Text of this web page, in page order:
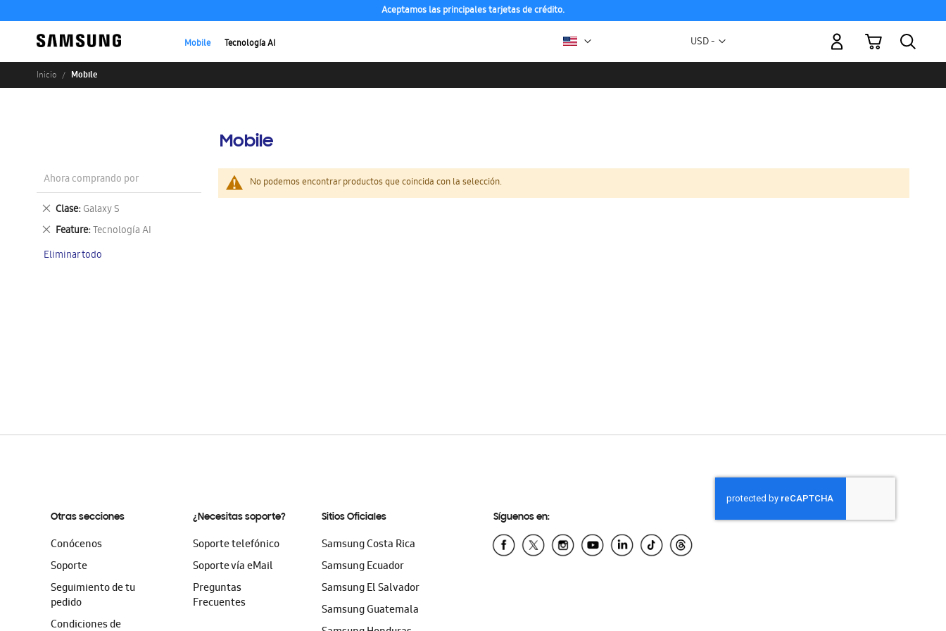
Aceptamos las principales tarjetas de crédito.
Mobile Tecnología AI Moneda
USD -
Mi carrito
Inicio Mobile
Mobile
No podemos encontrar productos que coincida con la selección.
Ahora comprando por
Clase Galaxy S
Eliminar
este
artículo
Feature Tecnología AI
Eliminar
artículo
Eliminar todo
Otras secciones
Conócenos
Soporte
Seguimiento de tu
pedido
Condiciones de
¿Necesitas soporte?
Soporte telefónico
Soporte vía eMail
Preguntas
Frecuentes
Sitios Oficiales
Samsung Costa Rica
Samsung Ecuador
Samsung El Salvador
Samsung Guatemala
Síguenos en: